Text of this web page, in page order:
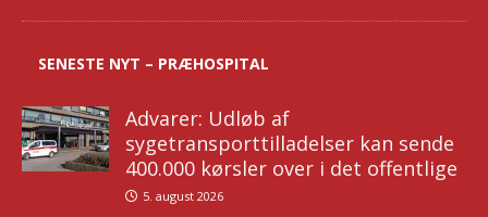
SENESTE NYT – PRÆHOSPITAL
Advarer: Udløb af
sygetransporttilladelser kan sende
400.000 kørsler over i det offentlige
5. august 2026